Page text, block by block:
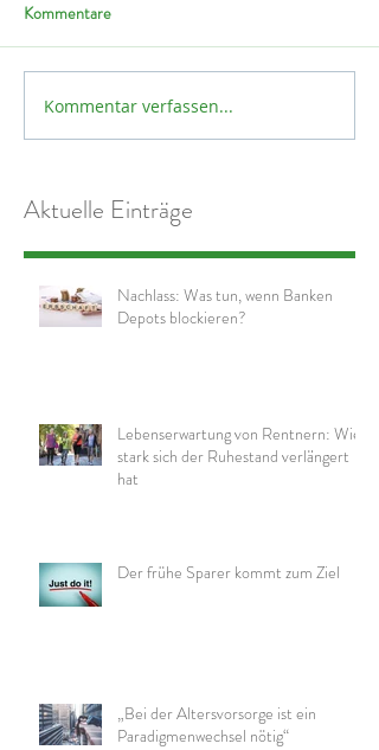
Kommentare
Kommentar verfassen...
Aktuelle Einträge
Nachlass: Was tun, wenn Banken
Depots blockieren?
Lebenserwartung von Rentnern: Wie
stark sich der Ruhestand verlängert
hat
Der frühe Sparer kommt zum Ziel
„Bei der Altersvorsorge ist ein
Paradigmenwechsel nötig“